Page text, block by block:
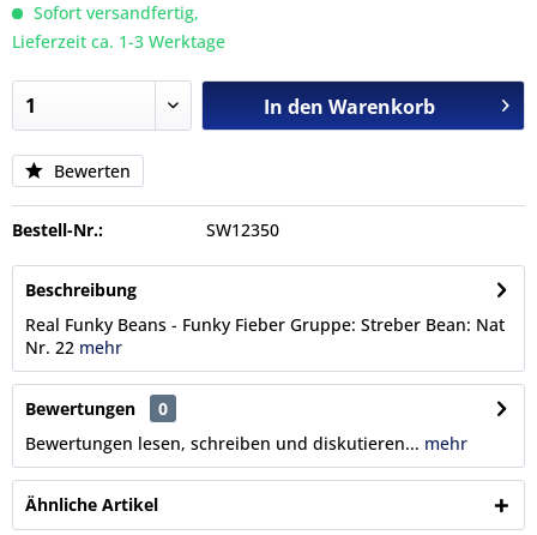
Sofort versandfertig,
Lieferzeit ca. 1-3 Werktage
In den Warenkorb
Bewerten
Bestell-Nr.: SW12350
Beschreibung
Real Funky Beans - Funky Fieber Gruppe: Streber Bean: Nat
Nr. 22 mehr
Bewertungen
0
Bewertungen lesen, schreiben und diskutieren... mehr
Ähnliche Artikel